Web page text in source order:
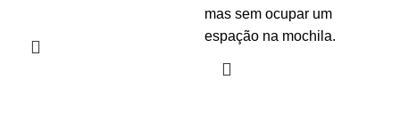
mas sem ocupar um
espação na mochila.